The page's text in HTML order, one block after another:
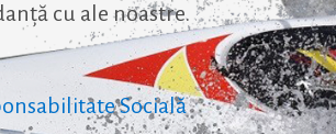
cu ale noastre.
Socială